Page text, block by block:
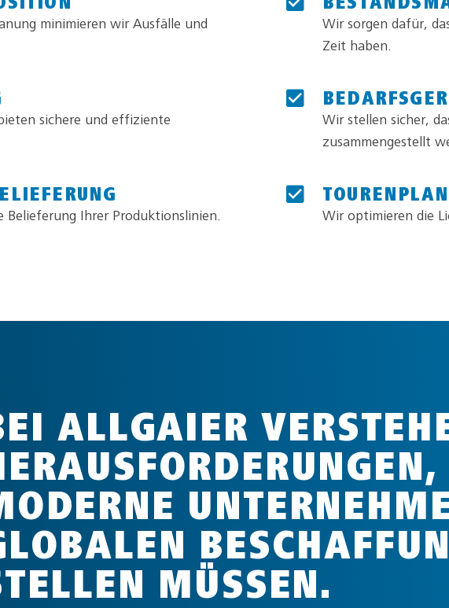
minimieren wir Ausfälle und
Wir sorgen dafür,
Zeit haben.
sichere und effiziente
Wir stellen sicher,
zusammengestellt
Ihrer Produktionslinien. Wir optimieren die
ALLGAIER
MÜSSEN.